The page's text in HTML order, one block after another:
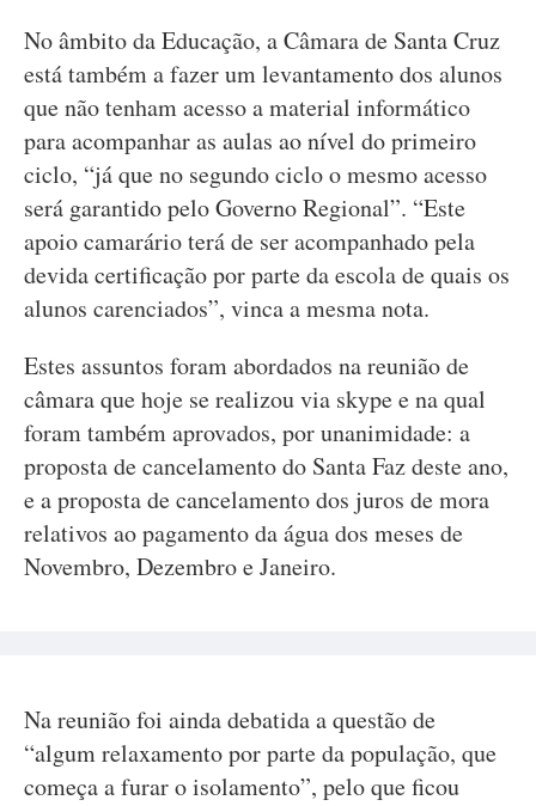
No âmbito da Educação, a Câmara de Santa Cruz
está também a fazer um levantamento dos alunos
que não tenham acesso a material informático
para acompanhar as aulas ao nível do primeiro
ciclo, “já que no segundo ciclo o mesmo acesso
será garantido pelo Governo Regional”. “Este
apoio camarário terá de ser acompanhado pela
devida certificação por parte da escola de quais os
alunos carenciados”, vinca a mesma nota.
Estes assuntos foram abordados na reunião de
câmara que hoje se realizou via skype e na qual
foram também aprovados, por unanimidade: a
proposta de cancelamento do Santa Faz deste ano,
e a proposta de cancelamento dos juros de mora
relativos ao pagamento da água dos meses de
Novembro, Dezembro e Janeiro.
Na reunião foi ainda debatida a questão de
“algum relaxamento por parte da população, que
começa a furar o isolamento”, pelo que ficou